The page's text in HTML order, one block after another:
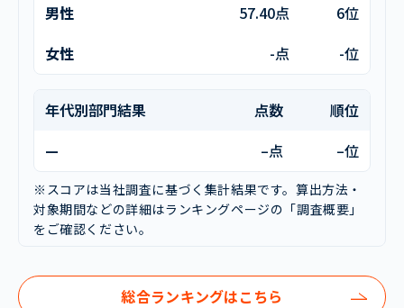
男性
57.40点
6位
女性
-点 -位
年代別部門結果 点数
順位
—
–点 –位
※スコアは当社調査に基づく集計結果です。算出方法・
対象期間などの詳細はランキングページの「調査概要」
をご確認ください。
総合ランキングはこちら